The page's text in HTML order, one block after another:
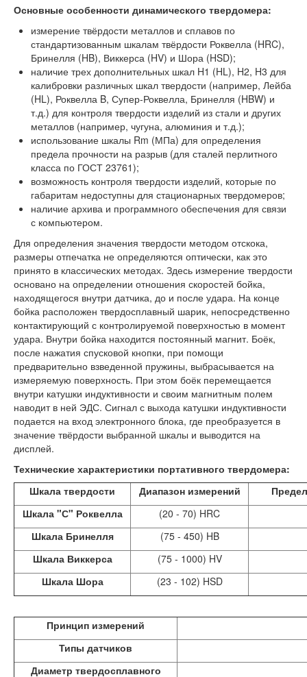
Основные особенности динамического твердомера:
измерение твёрдости металлов и сплавов по
стандартизованным шкалам твёрдости Роквелла (HRC),
Бринелля (HB), Виккерса (HV) и Шора (HSD);
наличие трех дополнительных шкал H1 (HL), H2, H3 для
калибровки различных шкал твердости (например, Лейба
(HL), Роквелла B, Супер-Роквелла, Бринелля (HBW) и
т.д.) для контроля твердости изделий из стали и других
металлов (например, чугуна, алюминия и т.д.);
использование шкалы Rm (МПа) для определения
предела прочности на разрыв (для сталей перлитного
класса по ГОСТ 23761);
возможность контроля твердости изделий, которые по
габаритам недоступны для стационарных твердомеров;
наличие архива и программного обеспечения для связи
с компьютером.
Для определения значения твердости методом отскока,
размеры отпечатка не определяются оптически, как это
принято в классических методах. Здесь измерение твердости
основано на определении отношения скоростей бойка,
находящегося внутри датчика, до и после удара. На конце
бойка расположен твердосплавный шарик, непосредственно
контактирующий с контролируемой поверхностью в момент
удара. Внутри бойка находится постоянный магнит. Боёк,
после нажатия спусковой кнопки, при помощи
предварительно взведенной пружины, выбрасывается на
измеряемую поверхность. При этом боёк перемещается
внутри катушки индуктивности и своим магнитным полем
наводит в ней ЭДС. Сигнал с выхода катушки индуктивности
подается на вход электронного блока, где преобразуется в
значение твёрдости выбранной шкалы и выводится на
дисплей.
Технические характеристики портативного твердомера:
Шкала твердости
Диапазон измерений
Шкала "С" Роквелла
(20 - 70) HRC
Шкала Бринелля
(75 - 450) HB
Шкала Виккерса
(75 - 1000) HV
Шкала Шора
(23 - 102) HSD
Принцип измерений
Типы датчиков
Диаметр твердосплавного